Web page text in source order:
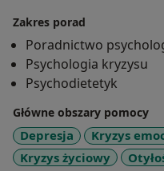
Zakres porad
Poradnictwo
Psychologia kryzysu
Psychodietetyk
Główne obszary pomocy
Depresja Kryzys
Kryzys życiowy